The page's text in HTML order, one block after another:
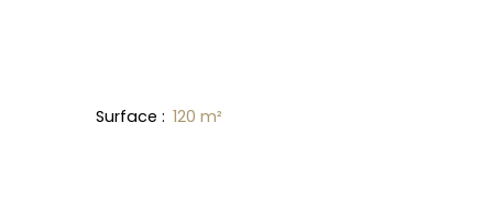
Surface : 120 m²